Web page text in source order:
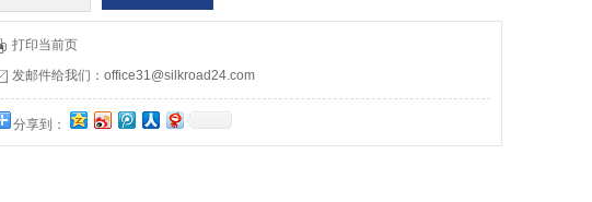
打印当前页
发邮件给我们：office31@silkroad24.com
分享到：